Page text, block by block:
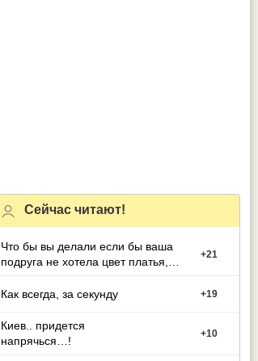
Сейчас читают!
Что бы вы делали если бы ваша
подруга не хотела цвет платья,
+21
Как всегда, за секунду +19
Киев.. придется
напрячься…!
+10